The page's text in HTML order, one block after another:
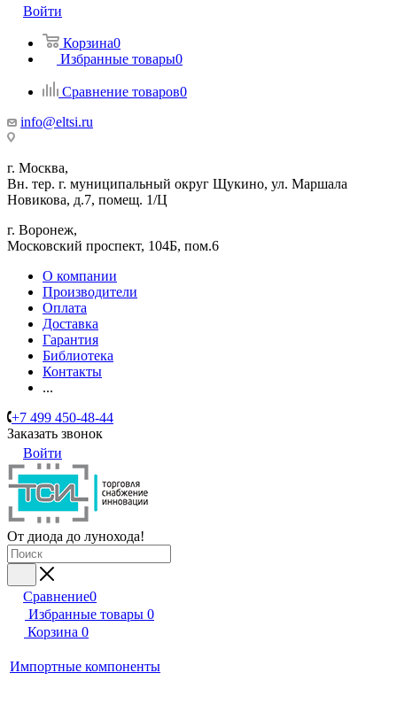
Войти
Корзина0
Избранные товары0
Сравнение товаров0
info@eltsi.ru
г. Москва,
Вн. тер. г. муниципальный округ Щукино, ул. Маршала
Новикова, д.7, помещ. 1/Ц
г. Воронеж,
​Московский проспект, 104Б, пом.6
О компании
Производители
Оплата
Доставка
Гарантия
Библиотека
Контакты
...
+7 499 450-48-44
Заказать звонок
Войти
От диода до лунохода!
Сравнение0
Избранные товары 0
Корзина 0
Импортные компоненты